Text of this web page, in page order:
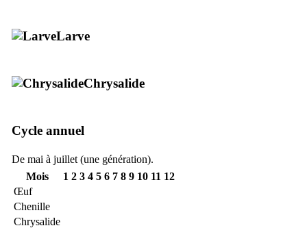
Larve
Chrysalide
Cycle annuel
De mai à juillet (une génération).
Mois
1 2 3 4 5 6 7 8 9 10 11 12
Œuf
Chenille
Chrysalide